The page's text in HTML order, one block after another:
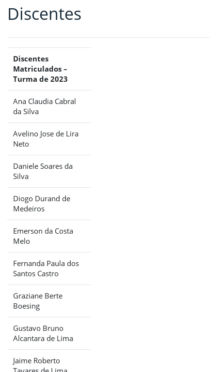
Fim da navegação
Início do conteúdo
Discentes
Discentes
Matriculados –
Turma de 2023
Ana Claudia Cabral
da Silva
Avelino Jose de Lira
Neto
Daniele Soares da
Silva
Diogo Durand de
Medeiros
Emerson da Costa
Melo
Fernanda Paula dos
Santos Castro
Graziane Berte
Boesing
Gustavo Bruno
Alcantara de Lima
Jaime Roberto